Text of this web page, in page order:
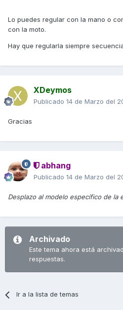
Lo puedes regular con la mano o
con la moto.
Hay que regularla siempre
XDeymos
Publicado 14 de Marzo del
Gracias
abhang
Publicado 14 de Marzo del
Desplazo al modelo específico de la
Archivado
Este tema ahora está
respuestas.
Ir a la lista de temas